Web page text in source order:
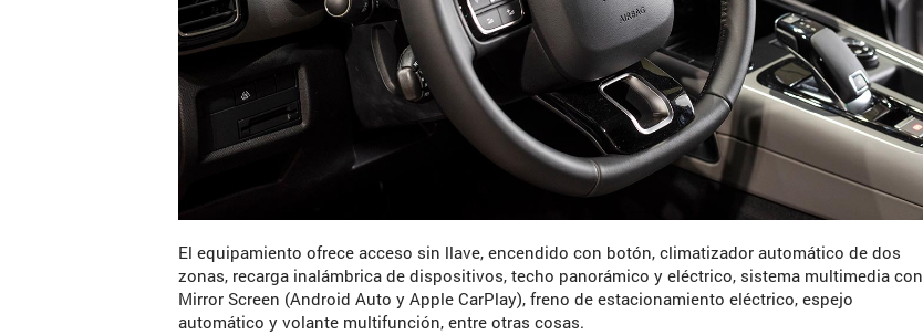
El equipamiento ofrece acceso sin llave, encendido con botón, climatizador automático de dos
zonas, recarga inalámbrica de dispositivos, techo panorámico y eléctrico, sistema multimedia con
Mirror Screen (Android Auto y Apple CarPlay), freno de estacionamiento eléctrico, espejo
automático y volante multifunción, entre otras cosas.